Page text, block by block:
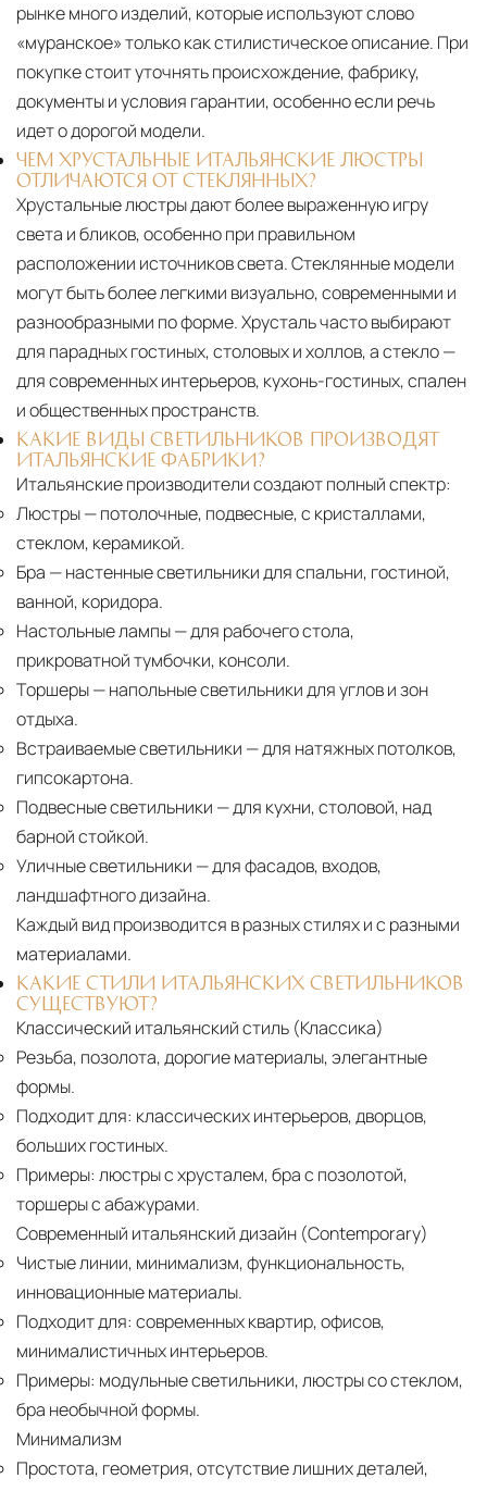
рынке много изделий, которые используют слово
«муранское» только как стилистическое описание. При
покупке стоит уточнять происхождение, фабрику,
документы и условия гарантии, особенно если речь
идет о дорогой модели.
ЧЕМ ХРУСТАЛЬНЫЕ ИТАЛЬЯНСКИЕ ЛЮСТРЫ
ОТЛИЧАЮТСЯ ОТ СТЕКЛЯННЫХ?
Хрустальные люстры дают более выраженную игру
света и бликов, особенно при правильном
расположении источников света. Стеклянные модели
могут быть более легкими визуально, современными и
разнообразными по форме. Хрусталь часто выбирают
для парадных гостиных, столовых и холлов, а стекло —
для современных интерьеров, кухонь-гостиных, спален
и общественных пространств.
КАКИЕ ВИДЫ СВЕТИЛЬНИКОВ ПРОИЗВОДЯТ
ИТАЛЬЯНСКИЕ ФАБРИКИ?
Итальянские производители создают полный спектр:
Люстры— потолочные, подвесные, с кристаллами,
стеклом, керамикой.
Бра — настенные светильники для спальни, гостиной,
ванной, коридора.
Настольные лампы— для рабочего стола,
прикроватной тумбочки, консоли.
Торшеры— напольные светильники для углов и зон
отдыха.
Встраиваемые светильники — для натяжных потолков,
гипсокартона.
Подвесные светильники — для кухни, столовой, над
барной стойкой.
Уличные светильники — для фасадов, входов,
ландшафтного дизайна.
Каждый вид производится в разных стилях и с разными
материалами.
КАКИЕ СТИЛИ ИТАЛЬЯНСКИХ СВЕТИЛЬНИКОВ
СУЩЕСТВУЮТ?
Классический итальянский стиль (Классика)
Резьба, позолота, дорогие материалы, элегантные
формы.
Подходит для: классических интерьеров, дворцов,
больших гостиных.
Примеры: люстры с хрусталем, бра с позолотой,
торшеры с абажурами.
Современный итальянский дизайн (Contemporary)
Чистые линии, минимализм, функциональность,
инновационные материалы.
Подходит для: современных квартир, офисов,
минималистичных интерьеров.
Примеры: модульные светильники, люстры со стеклом,
бра необычной формы.
Минимализм
Простота, геометрия, отсутствие лишних деталей,